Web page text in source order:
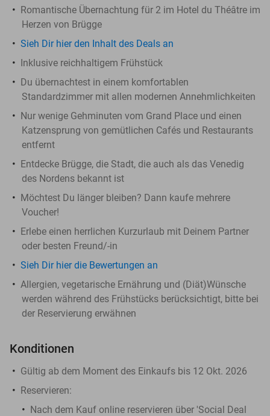
Romantische Übernachtung für 2 im Hotel du Théâtre im
Herzen von Brügge
Sieh Dir hier den Inhalt des Deals an
Inklusive reichhaltigem Frühstück
Du übernachtest in einem komfortablen
Standardzimmer mit allen modernen Annehmlichkeiten
Nur wenige Gehminuten vom Grand Place und einen
Katzensprung von gemütlichen Cafés und Restaurants
entfernt
Entdecke Brügge, die Stadt, die auch als das Venedig
des Nordens bekannt ist
Möchtest Du länger bleiben? Dann kaufe mehrere
Voucher!
Erlebe einen herrlichen Kurzurlaub mit Deinem Partner
oder besten Freund/-in
Sieh Dir hier die Bewertungen an
Allergien, vegetarische Ernährung und (Diät)Wünsche
werden während des Frühstücks berücksichtigt, bitte bei
der Reservierung erwähnen
Konditionen
Gültig ab dem Moment des Einkaufs bis 12 Okt. 2026
Reservieren:
Nach dem Kauf online reservieren über 'Social Deal